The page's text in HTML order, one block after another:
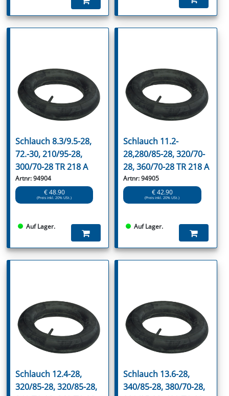
Schlauch 8.3/9.5-28,
72.-30, 210/95-28,
300/70-28 TR 218 A
Artnr: 94904
€ 48.90
(Preis inkl. 20% USt.)
Auf Lager.
Schlauch 11.2-
28,280/85-28, 320/70-
28, 360/70-28 TR 218 A
Artnr: 94905
€ 42.90
(Preis inkl. 20% USt.)
Auf Lager.
Schlauch 12.4-28,
320/85-28, 320/85-28,
Schlauch 13.6-28,
340/85-28, 380/70-28,